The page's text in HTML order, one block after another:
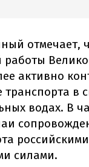
отмечает,
активно
в
водах. В
российскими
силами.